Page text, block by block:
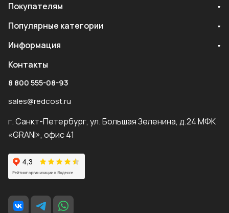
Покупателям
Популярные категории
Информация
Контакты
8 800 555-08-93
sales@redcost.ru
г. Санкт-Петербург, ул. Большая Зеленина, д.24 МФК
«GRANI», офис 41